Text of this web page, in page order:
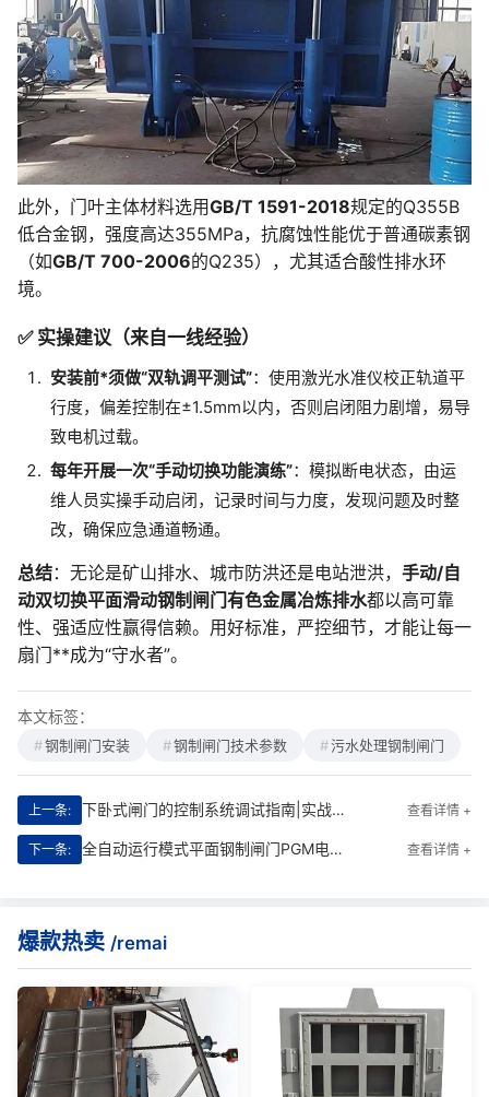
此外，门叶主体材料选用GB/T 1591-2018规定的Q355B
低合金钢，强度高达355MPa，抗腐蚀性能优于普通碳素钢
（如GB/T 700-2006的Q235），尤其适合酸性排水环
境。
✅ 实操建议（来自一线经验）
安装前*须做“双轨调平测试”：使用激光水准仪校正轨道平
行度，偏差控制在±1.5mm以内，否则启闭阻力剧增，易导
致电机过载。
每年开展一次“手动切换功能演练”：模拟断电状态，由运
维人员实操手动启闭，记录时间与力度，发现问题及时整
改，确保应急通道畅通。
总结：无论是矿山排水、城市防洪还是电站泄洪， 手动/自
动双切换平面滑动钢制闸门有色金属冶炼排水都以高可靠
性、强适应性赢得信赖。用好标准，严控细节，才能让每一
扇门**成为“守水者”。
本文标签：
钢制闸门安装 钢制闸门技术参数 污水处理钢制闸门
上一条: 下卧式闸门的控制系统调试指南|实战精要版 查看详情 +
下一条: 全自动运行模式平面钢制闸门PGM电厂冷却水渠道|智能调控的水利** 查看详情 +
爆款热卖 /remai